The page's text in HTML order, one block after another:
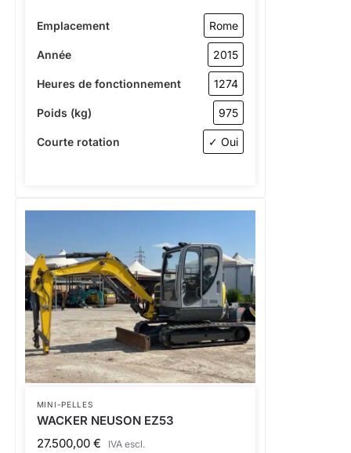
Emplacement Rome
Année 2015
Heures de fonctionnement 1274
Poids (kg) 975
Courte rotation ✓ Oui
MINI-PELLES
WACKER NEUSON EZ53
27.500,00 € IVA escl.